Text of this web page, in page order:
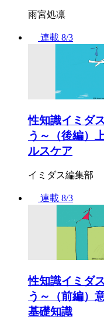
雨宮処凛
連載 8/3
性知識イミダ
う～（後編）
ルスケア
イミダス編集部
連載 8/3
性知識イミダ
う～（前編）
基礎知識